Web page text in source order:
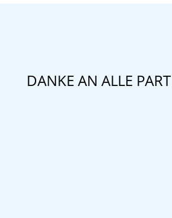
DANKE AN ALLE